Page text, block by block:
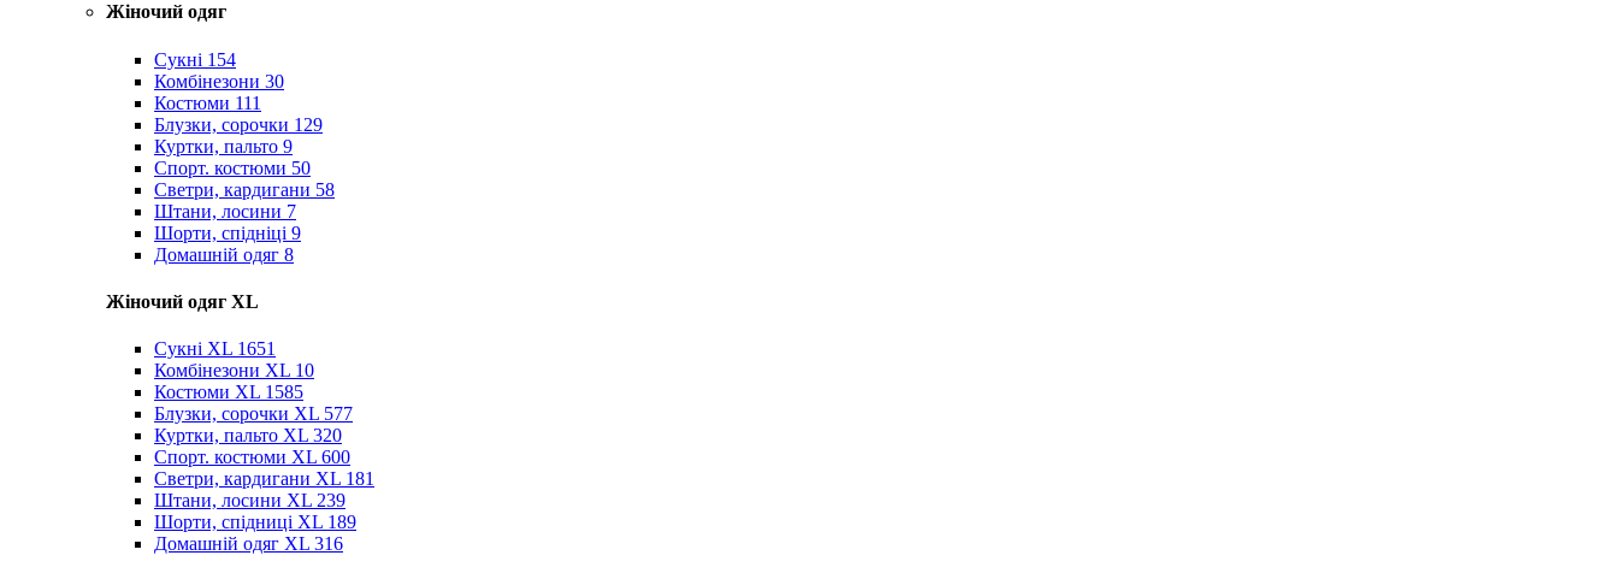
Жіночий одяг
Сукні 154
Комбінезони 30
Костюми 111
Блузки, сорочки 129
Куртки, пальто 9
Спорт. костюми 50
Светри, кардигани 58
Штани, лосини 7
Шорти, спідніці 9
Домашній одяг 8
Жіночий одяг XL
Cукні XL 1651
Комбінезони XL 10
Костюми XL 1585
Блузки, сорочки XL 577
Куртки, пальто XL 320
Спорт. костюми XL 600
Светри, кардигани XL 181
Штани, лосини XL 239
Шорти, спідниці XL 189
Домашній одяг XL 316